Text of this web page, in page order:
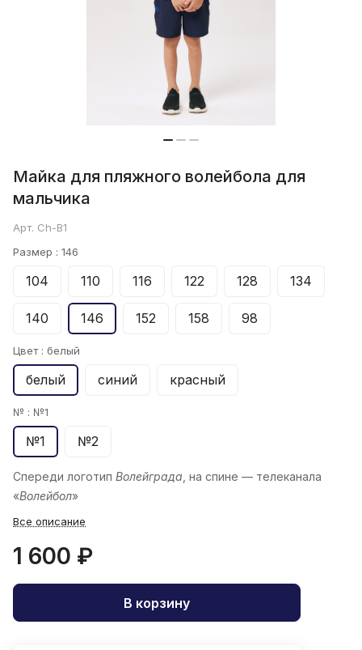
Майка для пляжного волейбола для
мальчика
Арт. Ch-B1
Размер : 146
104 110 116 122 128 134
140 146 152 158 98
Цвет : белый
белый синий красный
№ : №1
№1 №2
Спереди логотип Волейграда, на спине — телеканала
«Волейбол»
Все описание
1 600 ₽
В корзину